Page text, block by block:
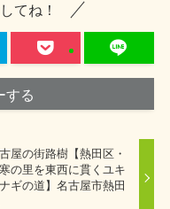
てね！
する
屋の街路樹【熱田区・
の里を東西に貫くユキ
ギの道】名古屋市熱田